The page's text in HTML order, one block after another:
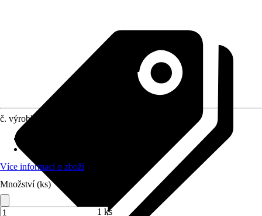
č. výrobku
Více informací o zboží
Množství (ks)
1 ks